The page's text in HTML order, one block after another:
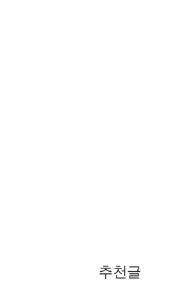
추천글